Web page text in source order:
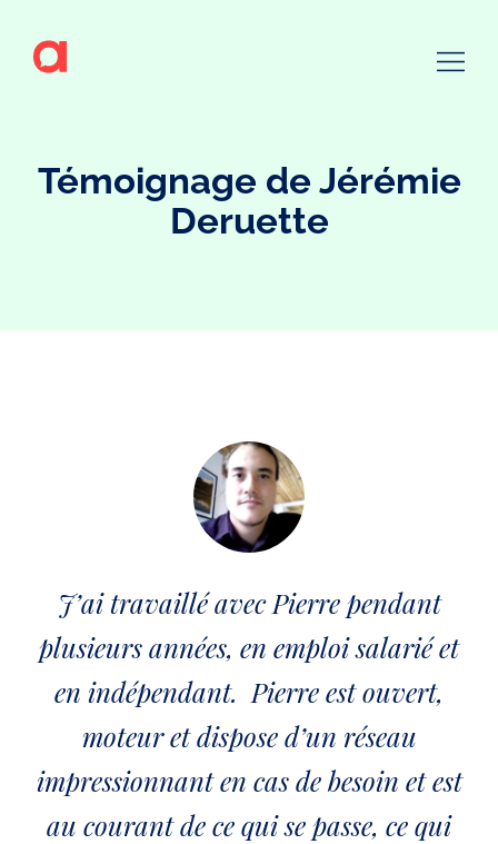
Témoignage de Jérémie
Deruette
J’ai travaillé avec Pierre pendant
plusieurs années, en emploi salarié et
en indépendant. Pierre est ouvert,
moteur et dispose d’un réseau
impressionnant en cas de besoin et est
au courant de ce qui se passe, ce qui